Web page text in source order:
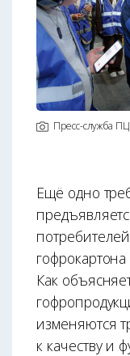
Пресс-служба
Ещё одно
Как
изменяются
к качеству и